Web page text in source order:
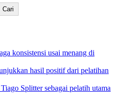
Cari
konsistensi usai menang di
hasil positif dari pelatihan
Splitter sebagai pelatih utama